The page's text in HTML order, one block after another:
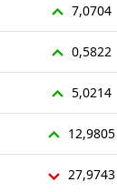
7,0704
0,5822
5,0214
12,9805
27,9743